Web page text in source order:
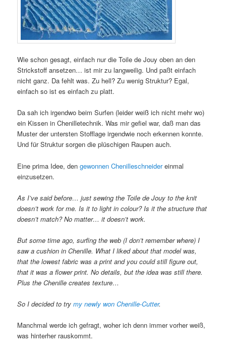
Wie schon gesagt, einfach nur die Toile de Jouy oben an den
Strickstoff ansetzen… ist mir zu langweilig. Und paßt einfach
nicht ganz. Da fehlt was. Zu hell? Zu wenig Struktur? Egal,
einfach so ist es einfach zu platt.
Da sah ich irgendwo beim Surfen (leider weiß ich nicht mehr wo)
ein Kissen in Chenilletechnik. Was mir gefiel war, daß man das
Muster der untersten Stofflage irgendwie noch erkennen konnte.
Und für Struktur sorgen die plüschigen Raupen auch.
Eine prima Idee, dengewonnen Chenilleschneidereinmal
einzusetzen.
As I’ve said before… just sewing the Toile de Jouy to the knit
doesn’t work for me. Is it to light in colour? Is it the structure that
doesn’t match? No matter… it doesn’t work.
But some time ago, surfing the web (I don’t remember where) I
saw a cushion in Chenille. What I liked about that model was,
that the lowest fabric was a print and you could still figure out,
that it was a flower print. No details, but the idea was still there.
Plus the Chenille creates texture…
So I decided to trymy newly won Chenille-Cutter.
Manchmal werde ich gefragt, woher ich denn immer vorher weiß,
was hinterher rauskommt.